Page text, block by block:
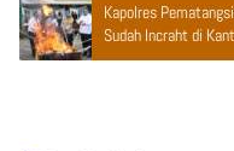
Kapolres
Sudah Incraht di